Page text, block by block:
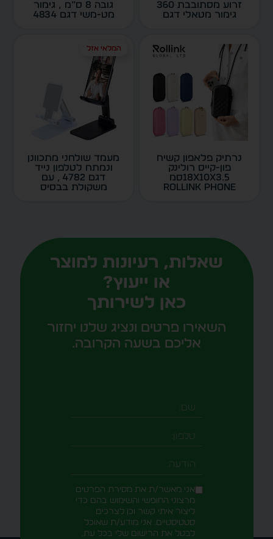
זרוע מסתובבת 360
גימור מטאלי דגם
גובה 8 ס”מ , גימור
מט-משי דגם 4834
נרתיק פלאפון קשיח
פון-קייס רולינק
18x10x3.5סמ
ROLLINK PHONE
המלאי אזל
מעמד שולחני מתכוונן
ונמתח לטלפון נייד
דגם 4782 , עם
משקולת בבסיס
שאלות, רעיונות למוצר
או ייעוץ?
כאן לשירותך
השאירו פרטים ונציג שלנו יחזור
אליכם בשעה הקרובה.
אני מאשר/ת את מסירת הפרטים
מרצוני החופשי והשימוש בהם כדי
ליצור איתי קשר וכן לצרכים
סטטיסטיים. אני מודע/ת שאוכל
לבטל את הרישום שלי בכל עת,